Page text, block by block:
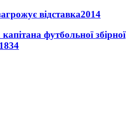
відставка2014
футбольної збірної
1834